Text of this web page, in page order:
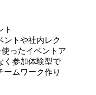
ト
ントや社内レク
ったイベントア
く参加体験型で
ームワーク作り